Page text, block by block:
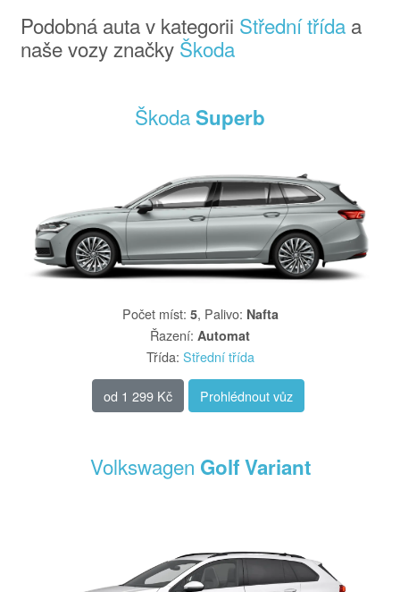
Podobná auta v kategorii Střední třída a
naše vozy značky Škoda
Škoda Superb
Počet míst: 5, Palivo: Nafta
Řazení: Automat
Třída: Střední třída
od 1 299 Kč Prohlédnout vůz
Volkswagen Golf Variant